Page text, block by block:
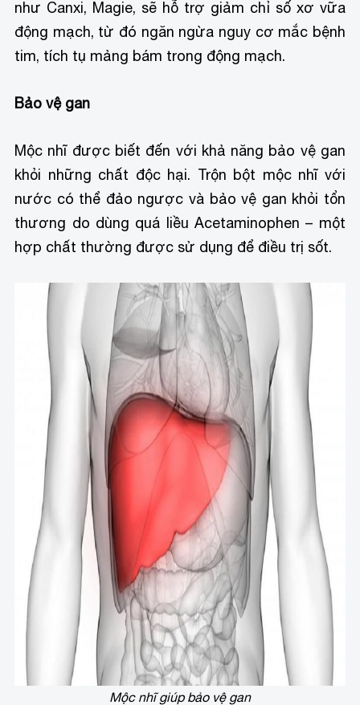
như Canxi, Magie, sẽ hỗ trợ giảm chỉ số xơ vữa
động mạch, từ đó ngăn ngừa nguy cơ mắc bệnh
tim, tích tụ mảng bám trong động mạch.
Bảo vệ gan
Mộc nhĩ được biết đến với khả năng bảo vệ gan
khỏi những chất độc hại. Trộn bột mộc nhĩ với
nước có thể đảo ngược và bảo vệ gan khỏi tổn
thương do dùng quá liều Acetaminophen – một
hợp chất thường được sử dụng để điều trị sốt.
Mộc nhĩ giúp bảo vệ gan